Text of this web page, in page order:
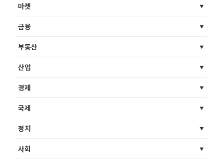
마켓
금융
부동산
산업
경제
국제
정치
사회